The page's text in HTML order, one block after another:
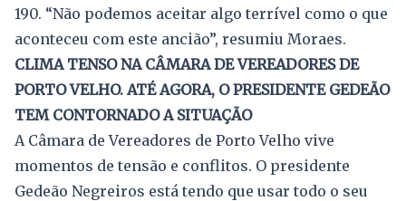
190. “Não podemos aceitar algo terrível como o que
aconteceu com este ancião”, resumiu Moraes.
CLIMA TENSO NA CÂMARA DE VEREADORES DE
PORTO VELHO. ATÉ AGORA, O PRESIDENTE GEDEÃO
TEM CONTORNADO A SITUAÇÃO
A Câmara de Vereadores de Porto Velho vive
momentos de tensão e conflitos. O presidente
Gedeão Negreiros está tendo que usar todo o seu